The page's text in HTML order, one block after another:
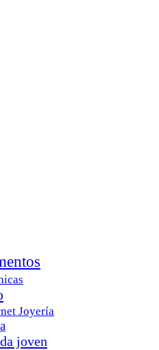
Joyería
joven